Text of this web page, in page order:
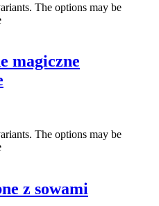
The options may be
magiczne
The options may be
z sowami